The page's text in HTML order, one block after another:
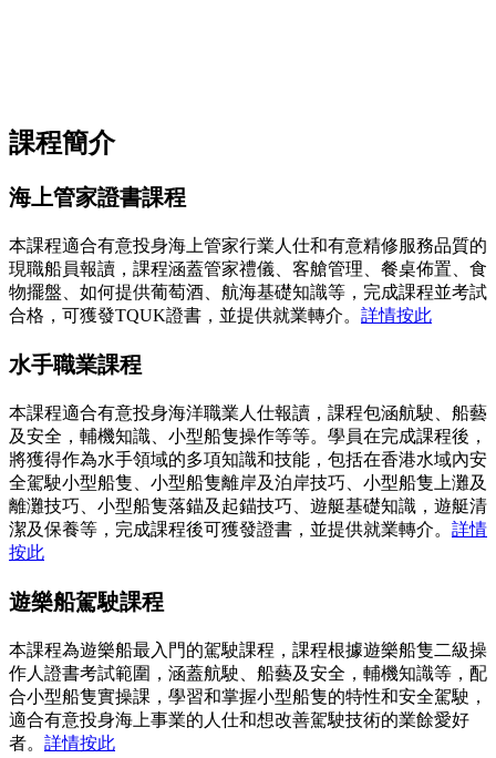
課程簡介
海上管家證書課程
本課程適合有意投身海上管家行業人仕和有意精修服務品質的
現職船員報讀，課程涵蓋管家禮儀、客艙管理、餐桌佈置、食
物擺盤、如何提供葡萄酒、航海基礎知識等，完成課程並考試
合格，可獲發TQUK證書，並提供就業轉介。 詳情按此
水手職業課程
本課程適合有意投身海洋職業人仕報讀，課程包涵航駛、船藝
及安全，輔機知識、小型船隻操作等等。學員在完成課程後，
將獲得作為水手領域的多項知識和技能，包括在香港水域內安
全駕駛小型船隻、小型船隻離岸及泊岸技巧、小型船隻上灘及
離灘技巧、小型船隻落錨及起錨技巧、遊艇基礎知識，遊艇清
潔及保養等，完成課程後可獲發證書，並提供就業轉介。 詳情
按此
遊樂船駕駛課程
本課程為遊樂船最入門的駕駛課程，課程根據遊樂船隻二級操
作人證書考試範圍，涵蓋航駛、船藝及安全，輔機知識等，配
合小型船隻實操課，學習和掌握小型船隻的特性和安全駕駛，
適合有意投身海上事業的人仕和想改善駕駛技術的業餘愛好
者。 詳情按此